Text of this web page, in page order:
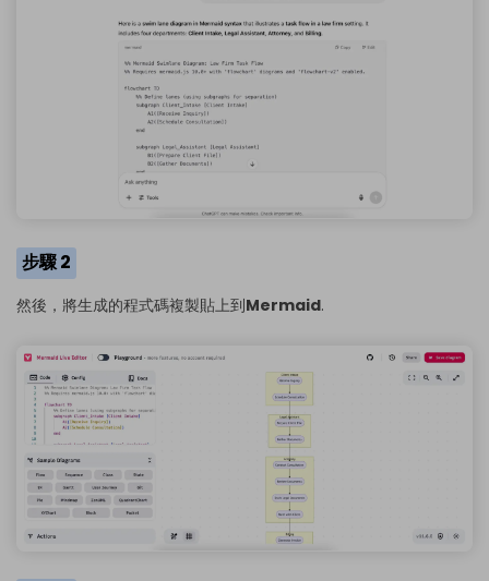
步驟 2
然後，將生成的程式碼複製貼上到Mermaid.